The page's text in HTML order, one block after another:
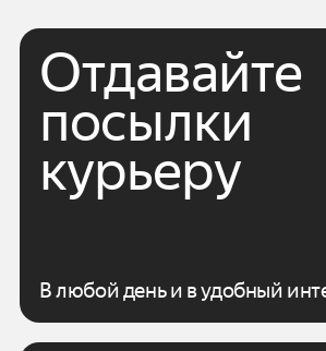
Отдавайте
посылки
курьеру
В любой день и в удобный